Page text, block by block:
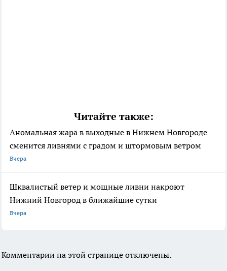
Читайте также:
Аномальная жара в выходные в Нижнем Новгороде
сменится ливнями с градом и штормовым ветром
Вчера
Шквалистый ветер и мощные ливни накроют
Нижний Новгород в ближайшие сутки
Вчера
Комментарии на этой странице отключены.